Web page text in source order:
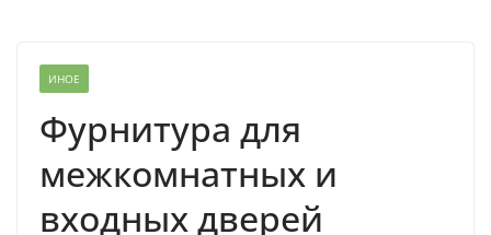
ИНОЕ
Фурнитура для
межкомнатных и
входных дверей